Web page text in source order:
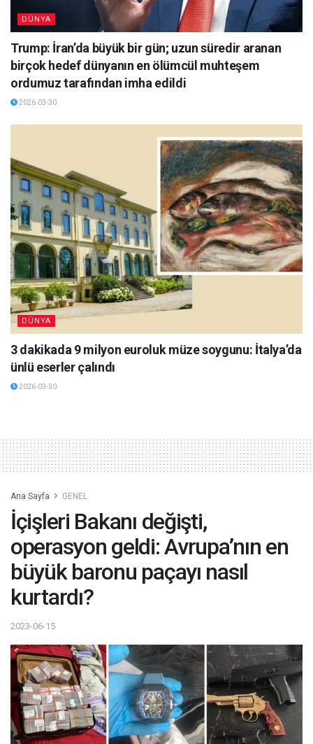
DÜNYA
Trump: İran’da büyük bir gün; uzun süredir aranan
birçok hedef dünyanın en ölümcül muhteşem
ordumuz tarafından imha edildi
2026-03-30
DÜNYA
3 dakikada 9 milyon euroluk müze soygunu: İtalya’da
ünlü eserler çalındı
2026-03-30
Ana Sayfa GENEL
İçişleri Bakanı değişti,
operasyon geldi: Avrupa’nın en
büyük baronu paçayı nasıl
kurtardı?
2023-06-15